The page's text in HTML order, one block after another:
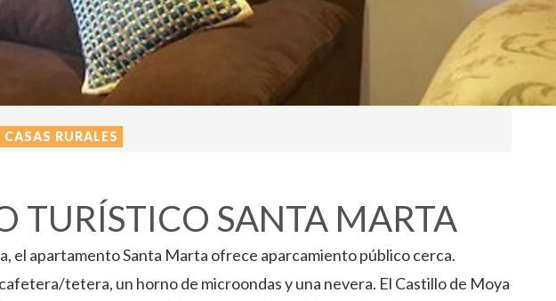
RURALES
TURÍSTICO SANTA MARTA
el apartamento Santa Marta ofrece aparcamiento público cerca.
tetera, un horno de microondas y una nevera. El Castillo de Moya